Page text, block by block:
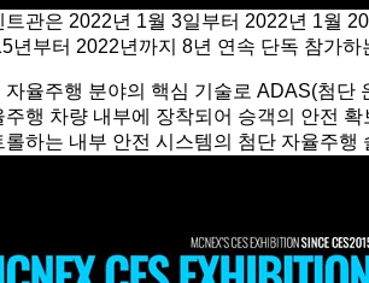
트관은 2022년 1월 3일부터 2022년 1월
년부터 2022년까지 8년 연속 단독 참가
자율주행 분야의 핵심 기술로 ADAS(첨단
주행 차량 내부에 장착되어 승객의 안전
롤하는 내부 안전 시스템의 첨단 자율주행